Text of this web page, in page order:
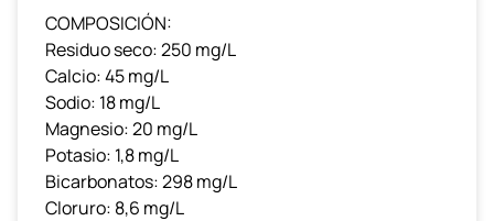
COMPOSICIÓN:
Residuo seco: 250 mg/L
Calcio: 45 mg/L
Sodio: 18 mg/L
Magnesio: 20 mg/L
Potasio: 1,8 mg/L
Bicarbonatos: 298 mg/L
Cloruro: 8,6 mg/L